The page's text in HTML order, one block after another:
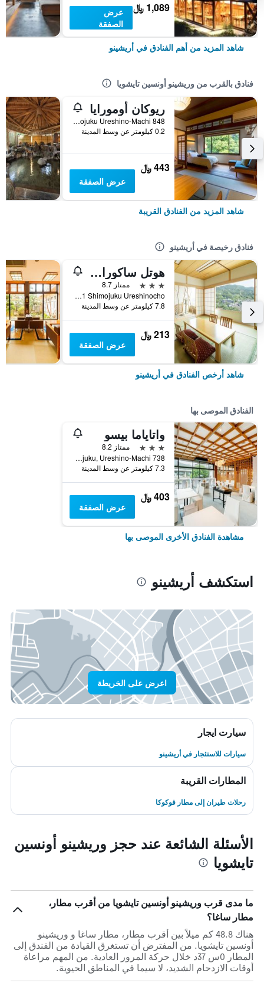
1,089 ﷼
عرض
الصفقة
شاهد المزيد من أهم الفنادق في أريشينو
فنادق بالقرب من وريشينو أونسين تايشويا
ريوكان أومورايا
848 Shimojuku Ureshino-Machi, أريشينو, اليابان
0.2 كيلومتر عن وسط المدينة
443 ﷼
عرض الصفقة
شاهد المزيد من الفنادق القريبة
فنادق رخيصة في أريشينو
هوتل ساكورا أوريشينو
3 نجوم
ممتاز 8.7
Otsu 1021 Shimojuku Ureshinocho, أريشينو, اليابان
7.8 كيلومتر عن وسط المدينة
213 ﷼
عرض الصفقة
شاهد أرخص الفنادق في أريشينو
الفنادق الموصى بها
واتاياما بيسو
3 نجوم
ممتاز 8.2
738 Shimojuku, Ureshino-Machi, أريشينو, اليابان
7.3 كيلومتر عن وسط المدينة
403 ﷼
عرض الصفقة
مشاهدة الفنادق الأخرى الموصى بها
استكشف أريشينو
اعرض على الخريطة
سيارت ايجار
سيارات للاستئجار في أريشينو
المطارات القريبة
رحلات طيران إلى مطار فوكوكا
الأسئلة الشائعة عند حجز وريشينو أونسين
تايشويا
ما مدى قرب وريشينو أونسين تايشويا من أقرب مطار،
مطار ساغا؟
هناك 48.8 كم ميلاً بين أقرب مطار، مطار ساغا و وريشينو
أونسين تايشويا. من المفترض أن تستغرق القيادة من الفندق إلى
المطار 0س 37د خلال حركة المرور العادية. من المهم مراعاة
أوقات الازدحام الشديد، لا سيما في المناطق الحيوية.